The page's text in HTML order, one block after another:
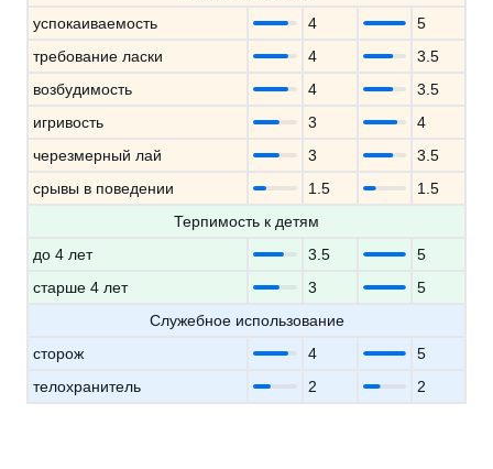
успокаиваемость
4
5
требование ласки
4
3.5
возбудимость
4
3.5
игривость
3
4
черезмерный лай
3
3.5
срывы в поведении
1.5
1.5
Терпимость к детям
до 4 лет
3.5
5
старше 4 лет
3
5
Служебное использование
сторож
4
5
телохранитель
2 2